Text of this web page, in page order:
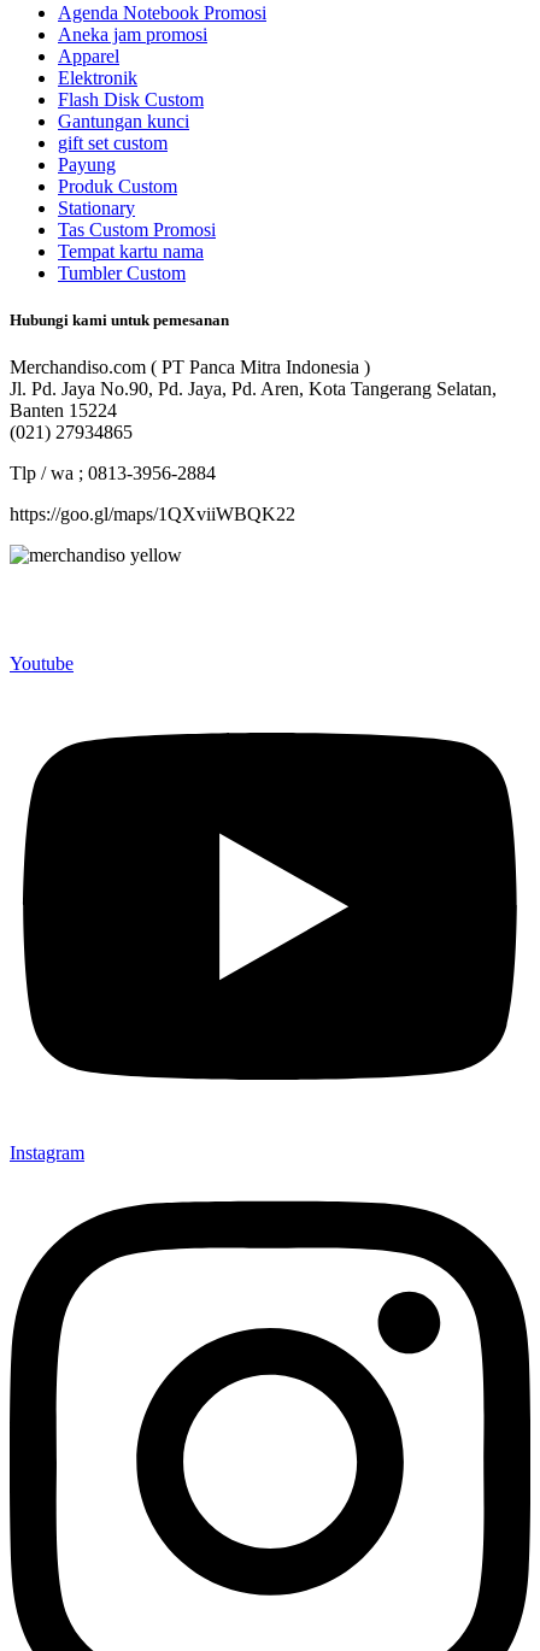
Agenda Notebook Promosi
Aneka jam promosi
Apparel
Elektronik
Flash Disk Custom
Gantungan kunci
gift set custom
Payung
Produk Custom
Stationary
Tas Custom Promosi
Tempat kartu nama
Tumbler Custom
Hubungi kami untuk pemesanan
Merchandiso.com ( PT Panca Mitra Indonesia )
Jl. Pd. Jaya No.90, Pd. Jaya, Pd. Aren, Kota Tangerang Selatan,
Banten 15224
(021) 27934865
Tlp / wa ; 0813-3956-2884
https://goo.gl/maps/1QXviiWBQK22
Youtube
Instagram